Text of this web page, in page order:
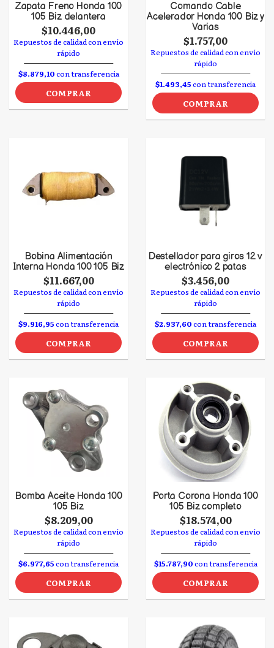
Zapata Freno Honda 100
105 Biz delantera
$10.446,00
Repuestos de calidad con envío
rápido
$8.879,10con transferencia
COMPRAR
Comando Cable
Acelerador Honda 100 Biz y
Varias
$1.757,00
Repuestos de calidad con envío
rápido
$1.493,45con transferencia
COMPRAR
Bobina Alimentación
Interna Honda 100 105 Biz
$11.667,00
Repuestos de calidad con envío
rápido
$9.916,95con transferencia
COMPRAR
Destellador para giros 12 v
electrónico 2 patas
$3.456,00
Repuestos de calidad con envío
rápido
$2.937,60con transferencia
COMPRAR
Bomba Aceite Honda 100
105 Biz
$8.209,00
Repuestos de calidad con envío
rápido
$6.977,65con transferencia
COMPRAR
Porta Corona Honda 100
105 Biz completo
$18.574,00
Repuestos de calidad con envío
rápido
$15.787,90con transferencia
COMPRAR